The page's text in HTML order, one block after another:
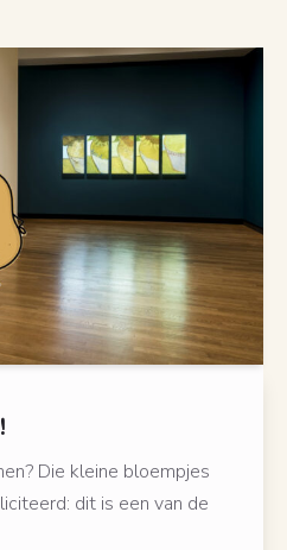
Die kleine bloempjes
dit is een van de